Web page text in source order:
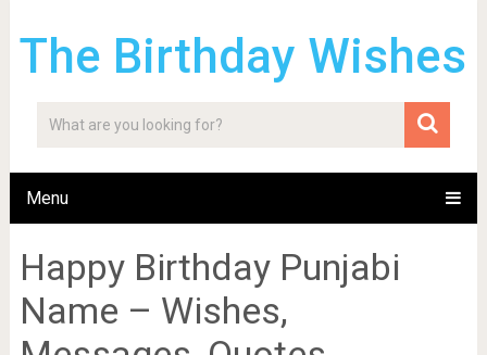
The Birthday Wishes
Menu
Happy Birthday Punjabi
Name – Wishes,